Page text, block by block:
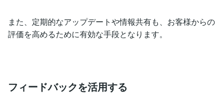
また、定期的なアップデートや情報共有も、お客様からの
評価を高めるために有効な手段となります。
フィードバックを活用する